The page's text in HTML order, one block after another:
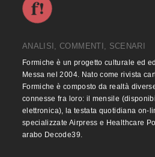
ANALISI, COMMENTI, SCENARI
Formiche è un progetto culturale ed
Messa nel 2004. Nato come rivista
Formiche è composto da realtà
connesse fra loro: il mensile
elettronica), la testata quotidiana on-
specializzate Airpress e Healthcare
arabo Decode39.